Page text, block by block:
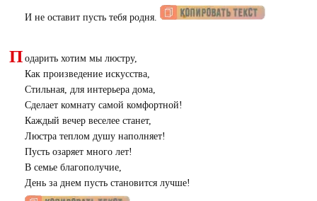
И не оставит пусть тебя родня.
П одарить хотим мы люстру,
Как произведение искусства,
Стильная, для интерьера дома,
Сделает комнату самой комфортной!
Каждый вечер веселее станет,
Люстра теплом душу наполняет!
Пусть озаряет много лет!
В семье благополучие,
День за днем пусть становится лучше!